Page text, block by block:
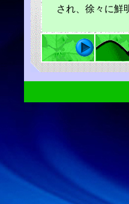
され、徐々に鮮